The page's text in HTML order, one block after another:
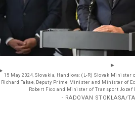
15 May 2024, Slovakia, Handlova: (L-R) Slovak
Richard Takae, Deputy Prime Minister and Minister of
Robert Fico and Minister of Transport Jozef
- RADOVAN STOKLASA/